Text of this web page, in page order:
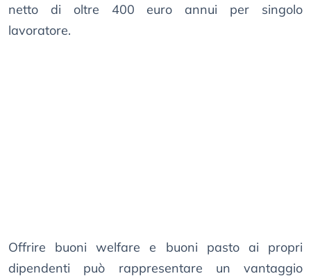
netto di oltre 400 euro annui per singolo
lavoratore.
Offrire buoni welfare e buoni pasto ai propri
dipendenti può rappresentare un vantaggio